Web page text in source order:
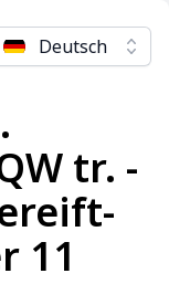
Deutsch
tr. -
11